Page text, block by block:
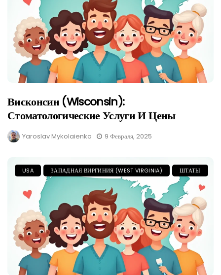
Висконсин (Wisconsin):
Стоматологические Услуги И Цены
Yaroslav Mykolaienko 9 Февраля, 2025
USA ЗАПАДНАЯ ВИРГИНИЯ (WEST VIRGINIA) ШТАТЫ